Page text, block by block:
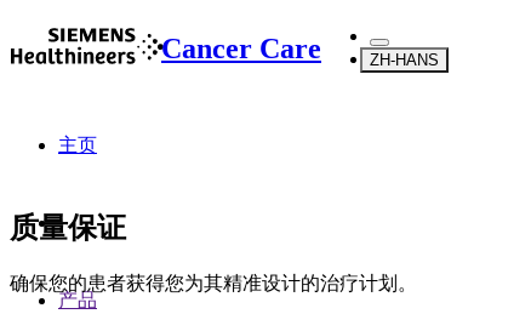
Cancer Care ZH-HANS
主页
产品
质量保证
确保您的患者获得您为其精准设计的治疗计划。